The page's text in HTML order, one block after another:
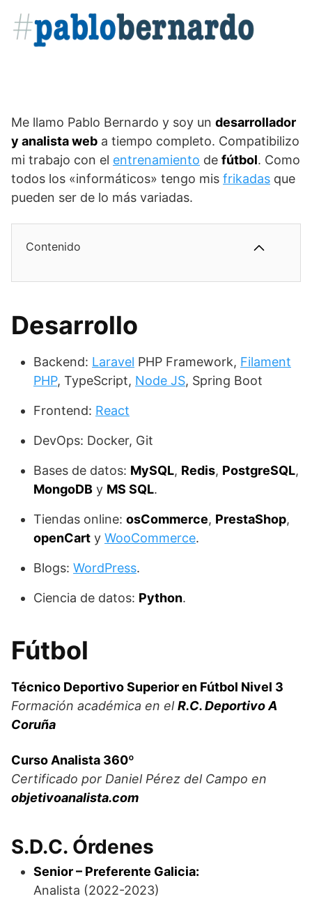
contenido
Me llamo Pablo Bernardo y soy un desarrollador
y analista web a tiempo completo. Compatibilizo
mi trabajo con el entrenamiento de fútbol. Como
todos los «informáticos» tengo mis frikadas que
pueden ser de lo más variadas.
Contenido
Desarrollo
Backend: Laravel PHP Framework, Filament
PHP, TypeScript, Node JS, Spring Boot
Frontend: React
DevOps: Docker, Git
Bases de datos: MySQL, Redis, PostgreSQL,
MongoDB y MS SQL.
Tiendas online: osCommerce, PrestaShop,
openCart y WooCommerce.
Blogs: WordPress.
Ciencia de datos: Python.
Fútbol
Técnico Deportivo Superior en Fútbol Nivel 3
Formación académica en elR.C. Deportivo A
Coruña
Curso Analista 360º
Certificado por Daniel Pérez del Campo en
objetivoanalista.com
S.D.C. Órdenes
Senior – Preferente Galicia:
Analista (2022-2023)